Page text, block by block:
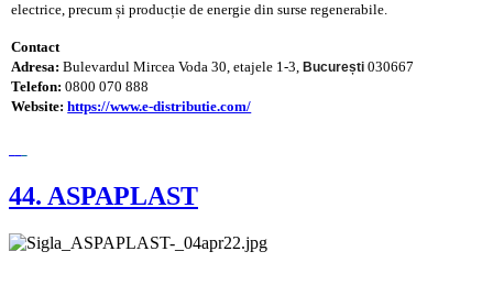
electrice, precum și producție de energie din surse regenerabile.
Contact
Adresa:Bulevardul Mircea Voda 30, etajele 1-3,București030667
Telefon:0800 070 888
Website:https://www.e-distributie.com/
44. ASPAPLAST